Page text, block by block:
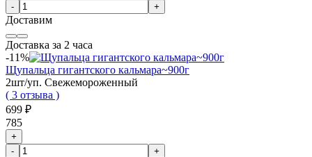
-
+
Доставим
Доставка за 2 часа
-11%
Щупальца гигантского кальмара~900г
2шт/уп. Свежемороженный
( 3 отзыва )
699 ₽
785
+
-
+